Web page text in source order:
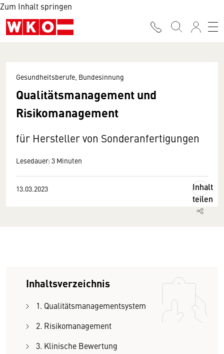
Zum Inhalt springen
Gesundheitsberufe, Bundesinnung
Qualitätsmanagement und
Risikomanagement
für Hersteller von Sonderanfertigungen
Lesedauer: 3 Minuten
13.03.2023
Inhalt
teilen
Inhaltsverzeichnis
1. Qualitätsmanagementsystem
2. Risikomanagement
3. Klinische Bewertung